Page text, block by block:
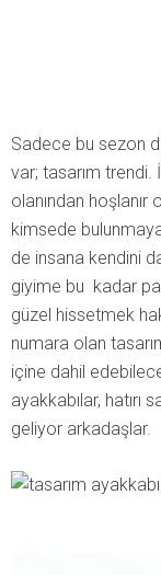
Sadece bu sezon
var; tasarım trendi.
olanından
kimsede
de insana kendini
giyime bu kadar
güzel hissetmek
numara olan
içine dahil
ayakkabılar, hatırı
geliyor arkadaşlar.